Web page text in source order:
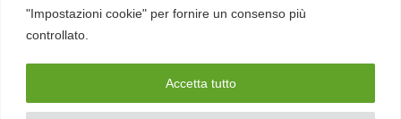
"Impostazioni cookie" per fornire un consenso più
controllato.
Accetta tutto
English
Ultime CVE critiche
2026 – REDHOTCYBER Srl. Tutti i diritti riservati